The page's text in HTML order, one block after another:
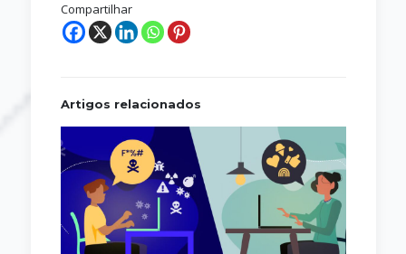
Compartilhar
Artigos relacionados